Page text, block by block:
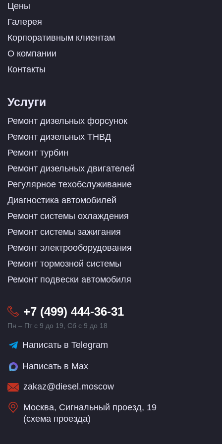
Цены
Галерея
Корпоративным клиентам
О компании
Контакты
Услуги
Ремонт дизельных форсунок
Ремонт дизельных ТНВД
Ремонт турбин
Ремонт дизельных двигателей
Регулярное техобслуживание
Диагностика автомобилей
Ремонт системы охлаждения
Ремонт системы зажигания
Ремонт электрооборудования
Ремонт тормозной системы
Ремонт подвески автомобиля
+7 (499) 444-36-31
Пн – Пт с 9 до 19, Сб с 9 до 18
Написать в Telegram
Написать в Max
zakaz@diesel.moscow
Москва, Сигнальный проезд, 19
(схема проезда)